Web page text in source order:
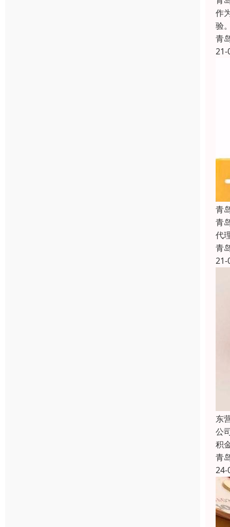
作
验
青
21-
青
青
代
青
21-
东
公
积
青
24-